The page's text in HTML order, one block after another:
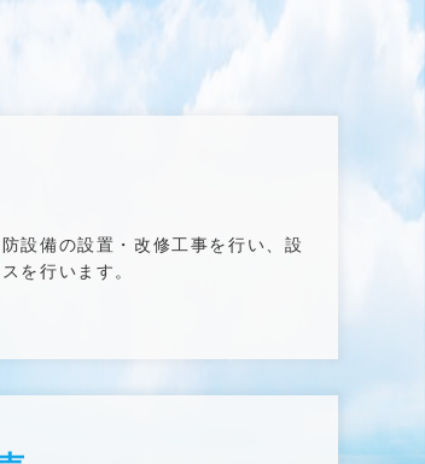
設備の設置・改修工事を行い、設
を行います。